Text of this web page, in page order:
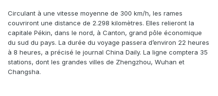
Circulant à une vitesse moyenne de 300 km/h, les rames
couvriront une distance de 2.298 kilomètres. Elles relieront la
capitale Pékin, dans le nord, à Canton, grand pôle économique
du sud du pays. La durée du voyage passera d’environ 22 heures
à 8 heures, a précisé le journal China Daily. La ligne comptera 35
stations, dont les grandes villes de Zhengzhou, Wuhan et
Changsha.